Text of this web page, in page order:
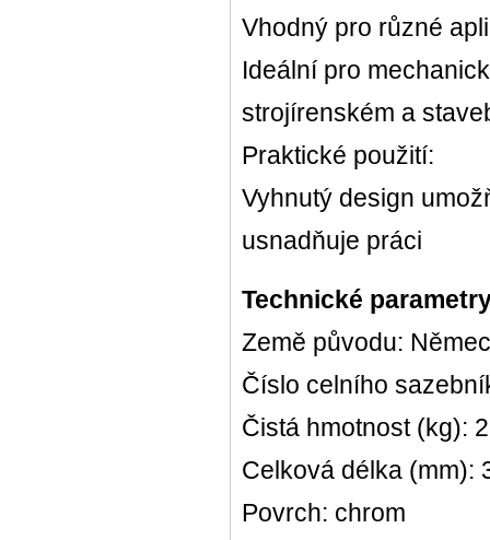
Vhodný pro různé
Ideální pro
strojírenském a
Praktické použití:
Vyhnutý design
usnadňuje práci
Technické
Země původu:
Číslo celního
Čistá hmotnost (kg):
Celková délka (mm):
Povrch: chrom